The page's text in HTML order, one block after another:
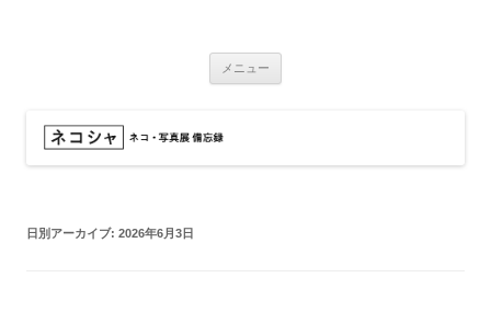
メニュー
日別アーカイブ: 2026年6月3日